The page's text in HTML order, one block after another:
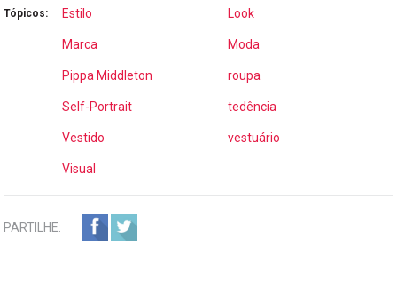
Tópicos: Estilo Look
Marca Moda
Pippa Middleton roupa
Self-Portrait tedência
Vestido vestuário
Visual
PARTILHE: